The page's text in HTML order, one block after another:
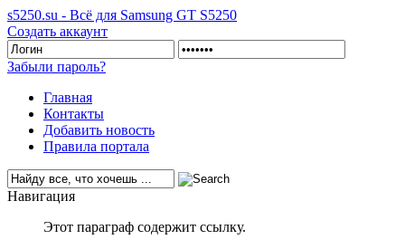
s5250.su - Всё для Samsung GT S5250
Создать аккаунт
Забыли пароль?
Главная
Контакты
Добавить новость
Правила портала
Навигация
Этот параграф содержит ссылку.